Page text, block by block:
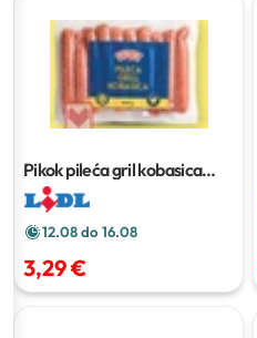
Pikok pileća gril kobasica
500 g
12.08 do 16.08
3,29 €